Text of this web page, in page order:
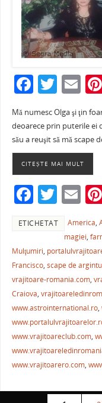
F
c
e
b
o
o
k
T
w
itt
er
E
m
ai
l
Mă numesc Olga şi ţin
deoarece prin puterile ei
său a reuşit să mă scape
CITEȘTE MAI MULT
F
c
e
b
o
o
k
T
w
itt
er
E
m
ai
l
ETICHETAT America,
magiei,
Mulţumiri,
Francisco, scape de
vrajitoare-romania.com,
Craiova,
www.astrointernational.ro,
www.vrajitoareclub.com,
www.vrajitoarero.com,